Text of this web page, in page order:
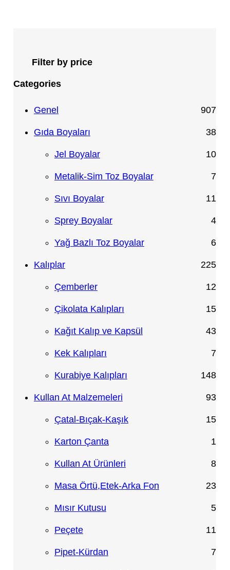
Filter by price
Categories
Genel 9079
0
7
ü
ü
n
Gıda Boyaları 383
8
ü
ü
n
Jel Boyalar 101
0
r
ü
n
Metalik-Sim Toz Boyalar 77
r
ü
n
Sıvı Boyalar 11
1
ü
r
n
Sprey Boyalar 44
ü
r
n
Yağ Bazlı Toz Boyalar 66
ü
ü
n
Kalıplar 2252
5
ü
r
ü
n
Çemberler 12
2
ü
r
ü
n
Çikolata Kalıpları 151
5
ü
r
ü
n
Kağıt Kalıp ve Kapsül 434
3
ü
r
ü
Kek Kalıpları 77
ü
r
ü
Kurabiye Kalıpları 1481
4
8
r
ü
n
Kullan At Malzemeleri 939
3
r
ü
n
Çatal-Bıçak-Kaşık 151
ü
r
ü
Karton Çanta 1
ü
r
ü
Kullan At Ürünleri 88
ü
r
n
Masa Örtü,Etek-Arka Fon 232
3
r
Mısır Kutusu 55
r
Peçete 11
1
Pipet-Kürdan 77